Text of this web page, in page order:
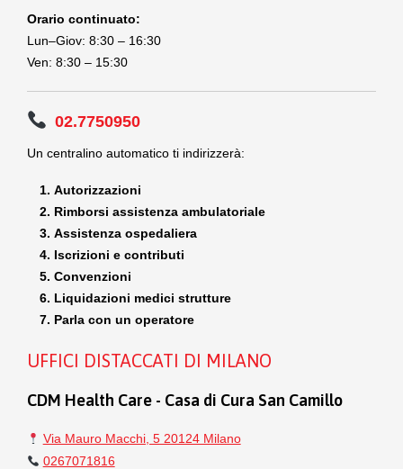
Orario continuato:
Lun–Giov: 8:30 – 16:30
Ven: 8:30 – 15:30
02.7750950
Un centralino automatico ti indirizzerà:
Autorizzazioni
Rimborsi assistenza ambulatoriale
Assistenza ospedaliera
Iscrizioni e contributi
Convenzioni
Liquidazioni medici strutture
Parla con un operatore
UFFICI DISTACCATI DI MILANO
CDM Health Care - Casa di Cura San Camillo
Via Mauro Macchi, 5 20124 Milano
0267071816